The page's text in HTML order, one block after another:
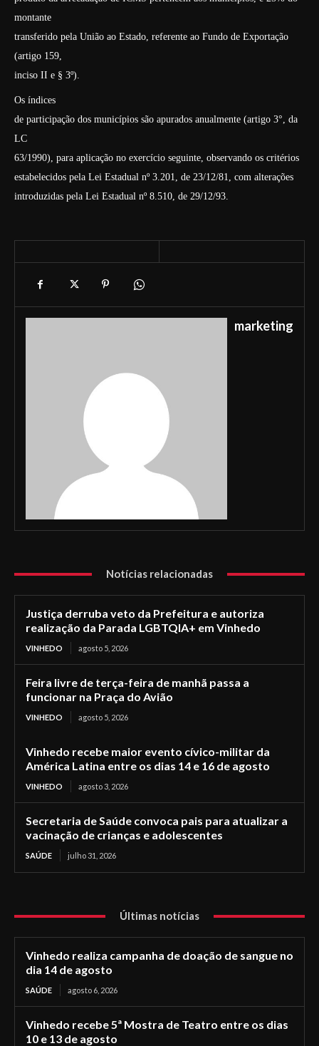
montante
transferido pela União ao Estado, referente ao Fundo de Exportação
(artigo 159,
inciso II e § 3º).
Os índices
de participação dos municípios são apurados anualmente (artigo 3°, da
LC
63/1990), para aplicação no exercício seguinte, observando os critérios
estabelecidos pela Lei Estadual nº 3.201, de 23/12/81, com alterações
introduzidas pela Lei Estadual nº 8.510, de 29/12/93.
marketing
Notícias relacionadas
Justiça derruba veto da Prefeitura e autoriza
realização da Parada LGBTQIA+ em Vinhedo
VINHEDO agosto 5, 2026
Feira livre de terça-feira de manhã passa a
funcionar na Praça do Avião
VINHEDO agosto 5, 2026
Vinhedo recebe maior evento cívico-militar da
América Latina entre os dias 14 e 16 de agosto
VINHEDO agosto 3, 2026
Secretaria de Saúde convoca pais para atualizar a
vacinação de crianças e adolescentes
SAÚDE julho 31, 2026
Últimas notícias
Vinhedo realiza campanha de doação de sangue no
dia 14 de agosto
SAÚDE agosto 6, 2026
Vinhedo recebe 5ª Mostra de Teatro entre os dias
10 e 13 de agosto